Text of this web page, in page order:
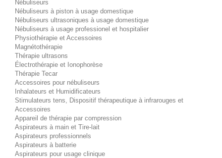
Nébuliseurs
Nébuliseurs à piston à usage domestique
Nébuliseurs ultrasoniques à usage domestique
Nébuliseurs à usage professionel et hospitalier
Physiothérapie et Accessoires
Magnétothérapie
Thérapie ultrasons
Électrothérapie et Ionophorèse
Thérapie Tecar
Accessoires pour nébuliseurs
Inhalateurs et Humidificateurs
Stimulateurs tens, Dispositif thérapeutique à infrarouges et
Accessoires
Appareil de thérapie par compression
Aspirateurs à main et Tire-lait
Aspirateurs professionnels
Aspirateurs à batterie
Aspirateurs pour usage clinique